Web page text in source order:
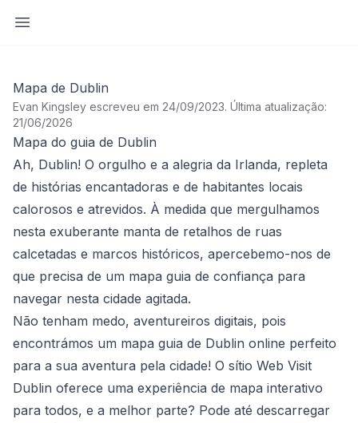
Abrir barra lateral
Mapa de Dublin
Evan Kingsley escreveu em 24/09/2023. Última atualização:
21/06/2026
Mapa do guia de Dublin
Ah, Dublin! O orgulho e a alegria da Irlanda, repleta
de histórias encantadoras e de habitantes locais
calorosos e atrevidos. À medida que mergulhamos
nesta exuberante manta de retalhos de ruas
calcetadas e marcos históricos, apercebemo-nos de
que precisa de um mapa guia de confiança para
navegar nesta cidade agitada.
Não tenham medo, aventureiros digitais, pois
encontrámos um mapa guia de Dublin online perfeito
para a sua aventura pela cidade! O sítio Web Visit
Dublin oferece uma experiência de mapa interativo
para todos, e a melhor parte? Pode até descarregar